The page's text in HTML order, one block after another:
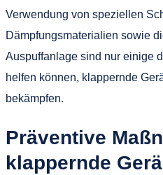
Verwendung von speziellen
Dämpfungsmaterialien sowie
Auspuffanlage sind nur einige
helfen können, klappernde
bekämpfen.
Präventive
klappernde